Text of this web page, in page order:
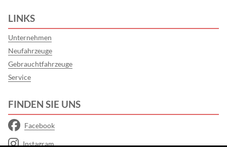
LINKS
Unternehmen
Neufahrzeuge
Gebrauchtfahrzeuge
Service
FINDEN SIE UNS
Facebook
Instagram